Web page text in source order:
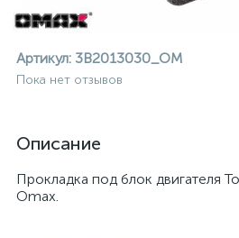
Артикул: 3B2013030_OM
Пока нет отзывов
Описание
Прокладка под блок двигателя
Omax.